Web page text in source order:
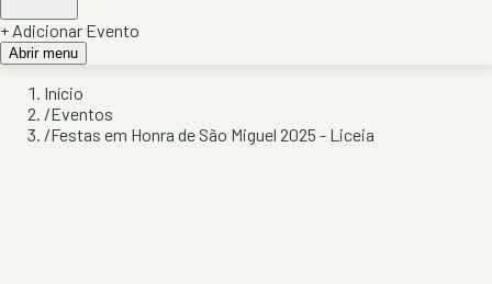
+ Adicionar Evento
Abrir menu
Início
/Eventos
/Festas em Honra de São Miguel 2025 - Liceia